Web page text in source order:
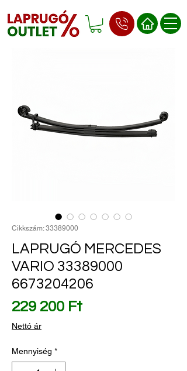
Cikkszám: 33389000
LAPRUGÓ MERCEDES
VARIO 33389000
6673204206
229 200 FtÁr
Nettó ár
Mennyiség *